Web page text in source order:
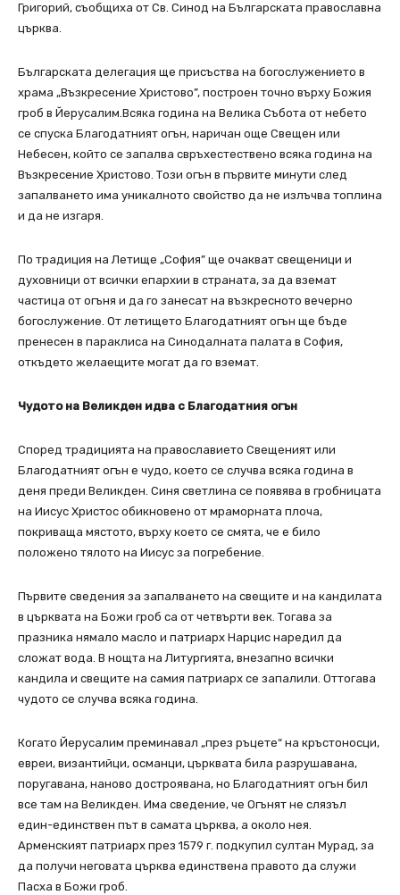
Григорий, съобщиха от Св. Синод на Българската православна
църква.
Българската делегация ще присъства на богослужението в
храма „Възкресение Христово”, построен точно върху Божия
гроб в Йерусалим.Всяка година на Велика Събота от небето
се спуска Благодатният огън, наричан още Свещен или
Небесен, който се запалва свръхестествено всяка година на
Възкресение Христово. Този огън в първите минути след
запалването има уникалното свойство да не излъчва топлина
и да не изгаря.
По традиция на Летище „София” ще очакват свещеници и
духовници от всички епархии в страната, за да вземат
частица от огъня и да го занесат на възкресното вечерно
богослужение. От летището Благодатният огън ще бъде
пренесен в параклиса на Синодалната палата в София,
откъдето желаещите могат да го вземат.
Чудото на Великден идва с Благодатния огън
Според традицията на православието Свещеният или
Благодатният огън е чудо, което се случва всяка година в
деня преди Великден. Синя светлина се появява в гробницата
на Иисус Христос обикновено от мраморната плоча,
покриваща мястото, върху което се смята, че е било
положено тялото на Иисус за погребение.
Първите сведения за запалването на свещите и на кандилата
в църквата на Божи гроб са от четвърти век. Тогава за
празника нямало масло и патриарх Нарцис наредил да
сложат вода. В нощта на Литургията, внезапно всички
кандила и свещите на самия патриарх се запалили. Оттогава
чудото се случва всяка година.
Когато Йерусалим преминавал „през ръцете“ на кръстоносци,
евреи, византийци, османци, църквата била разрушавана,
поругавана, наново достроявана, но Благодатният огън бил
все там на Великден. Има сведение, че Огънят не слязъл
един-единствен път в самата църква, а около нея.
Арменският патриарх през 1579 г. подкупил султан Мурад, за
да получи неговата църква единствена правото да служи
Пасха в Божи гроб.